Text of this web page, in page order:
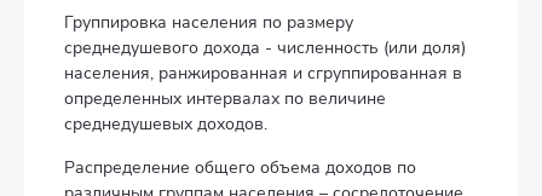
Группировка населения по размеру
среднедушевого дохода - численность (или доля)
населения, ранжированная и сгруппированная в
определенных интервалах по величине
среднедушевых доходов.
Распределение общего объема доходов по